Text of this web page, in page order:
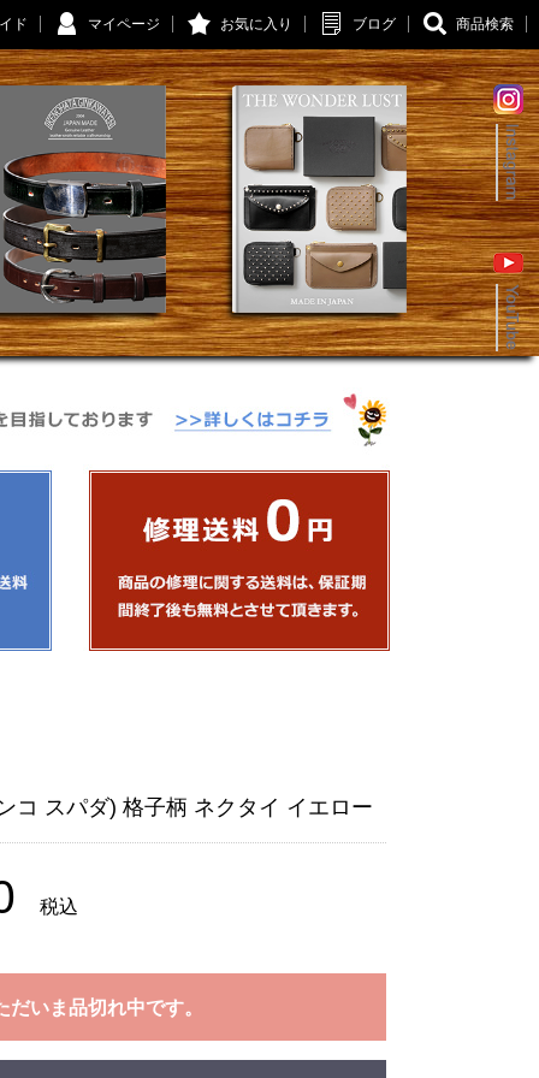
商品検索
ブログ
お気に入り
マイページ
ド
コ スパダ) 格子柄 ネクタイ イエロー
税込
だいま品切れ中です。